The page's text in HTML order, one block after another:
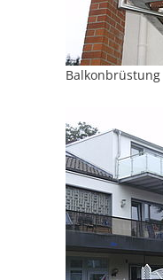
Balkonbrüstung